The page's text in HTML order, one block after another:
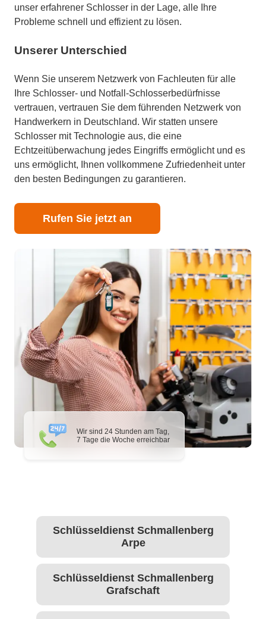
Wir sind 24 Stunden am Tag,
7 Tage die Woche erreichbar
unser erfahrener Schlosser in der Lage, alle Ihre
Probleme schnell und effizient zu lösen.
Unserer Unterschied
Wenn Sie unserem Netzwerk von Fachleuten für alle
Ihre Schlosser- und Notfall-Schlosserbedürfnisse
vertrauen, vertrauen Sie dem führenden Netzwerk von
Handwerkern in Deutschland. Wir statten unsere
Schlosser mit Technologie aus, die eine
Echtzeitüberwachung jedes Eingriffs ermöglicht und es
uns ermöglicht, Ihnen vollkommene Zufriedenheit unter
den besten Bedingungen zu garantieren.
Rufen Sie jetzt an
Schlüsseldienst Schmallenberg
Arpe
Schlüsseldienst Schmallenberg
Grafschaft